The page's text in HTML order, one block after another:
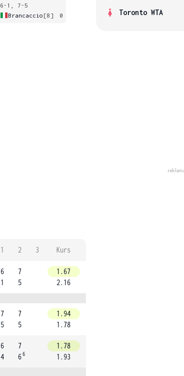
6-1, 7-5
Brancaccio [8] 0
1 2 3 Kurs
6
1
7
5
1.67
2.16
7
5
7
5
1.94
1.78
6
4
7
66
1.78
1.93
Toronto WTA